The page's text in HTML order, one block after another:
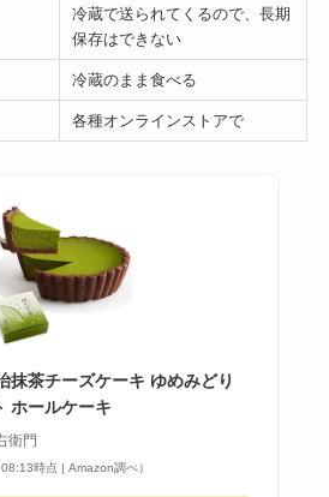
冷蔵で送られてくるので、長期
保存はできない
冷蔵のまま食べる
各種オンラインストアで
抹茶チーズケーキ ゆめみどり
ホールケーキ
衛門
時点 | Amazon調べ）